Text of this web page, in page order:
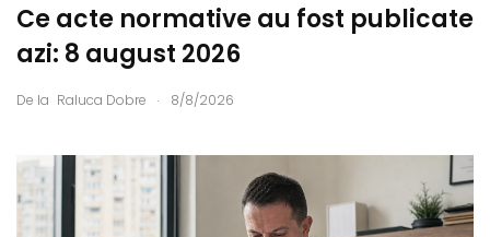
Ce acte normative au fost publicate
azi: 8 august 2026
De la Raluca Dobre . 8/8/2026